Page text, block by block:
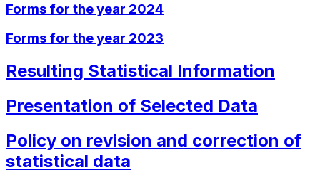
Forms for the year 2024
Forms for the year 2023
Resulting Statistical Information
Presentation of Selected Data
Policy on revision and correction of
statistical data